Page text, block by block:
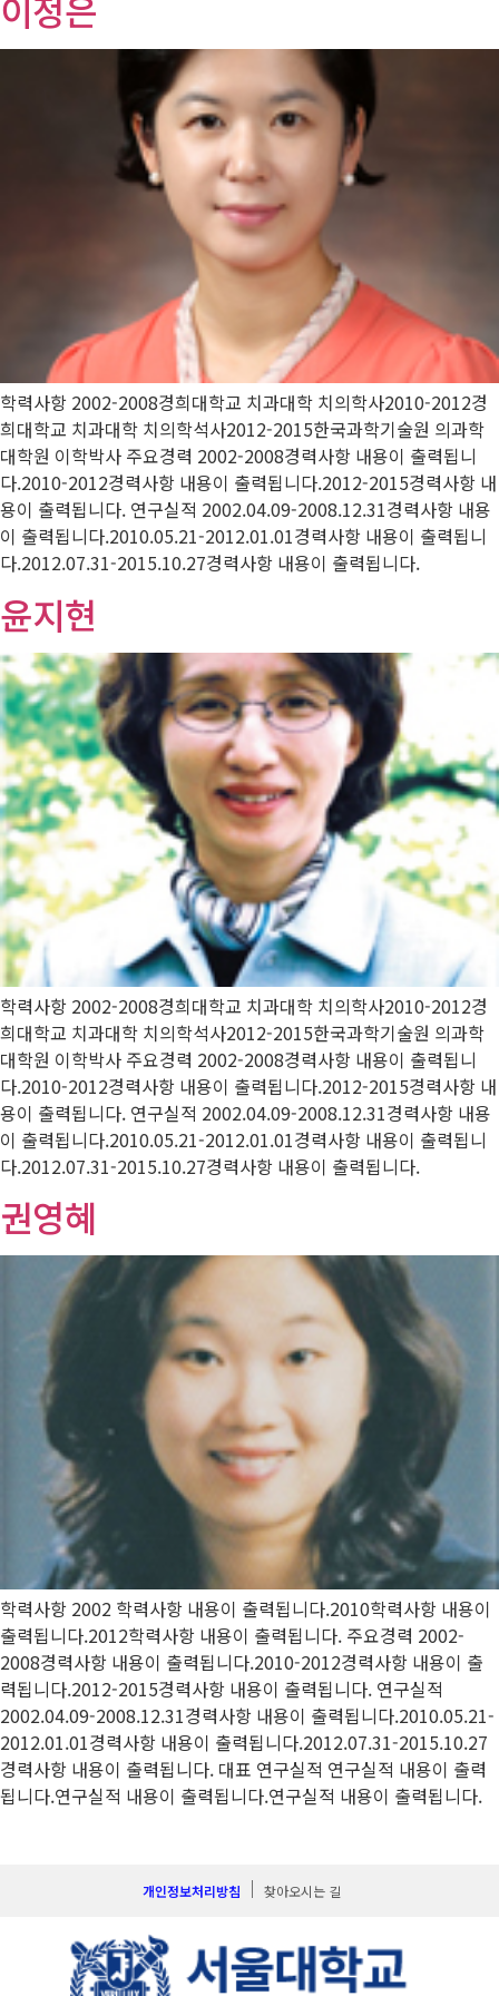
이정은
학력사항 2002-2008경희대학교 치과대학 치의학사2010-2012경
희대학교 치과대학 치의학석사2012-2015한국과학기술원 의과학
대학원 이학박사 주요경력 2002-2008경력사항 내용이 출력됩니
다.2010-2012경력사항 내용이 출력됩니다.2012-2015경력사항 내
용이 출력됩니다. 연구실적 2002.04.09-2008.12.31경력사항 내용
이 출력됩니다.2010.05.21-2012.01.01경력사항 내용이 출력됩니
다.2012.07.31-2015.10.27경력사항 내용이 출력됩니다.
윤지현
학력사항 2002-2008경희대학교 치과대학 치의학사2010-2012경
희대학교 치과대학 치의학석사2012-2015한국과학기술원 의과학
대학원 이학박사 주요경력 2002-2008경력사항 내용이 출력됩니
다.2010-2012경력사항 내용이 출력됩니다.2012-2015경력사항 내
용이 출력됩니다. 연구실적 2002.04.09-2008.12.31경력사항 내용
이 출력됩니다.2010.05.21-2012.01.01경력사항 내용이 출력됩니
다.2012.07.31-2015.10.27경력사항 내용이 출력됩니다.
권영혜
학력사항 2002 학력사항 내용이 출력됩니다.2010학력사항 내용이
출력됩니다.2012학력사항 내용이 출력됩니다. 주요경력 2002-
2008경력사항 내용이 출력됩니다.2010-2012경력사항 내용이 출
력됩니다.2012-2015경력사항 내용이 출력됩니다. 연구실적
2002.04.09-2008.12.31경력사항 내용이 출력됩니다.2010.05.21-
2012.01.01경력사항 내용이 출력됩니다.2012.07.31-2015.10.27
경력사항 내용이 출력됩니다. 대표 연구실적 연구실적 내용이 출력
됩니다.연구실적 내용이 출력됩니다.연구실적 내용이 출력됩니다.
개인정보처리방침 찾아오시는 길